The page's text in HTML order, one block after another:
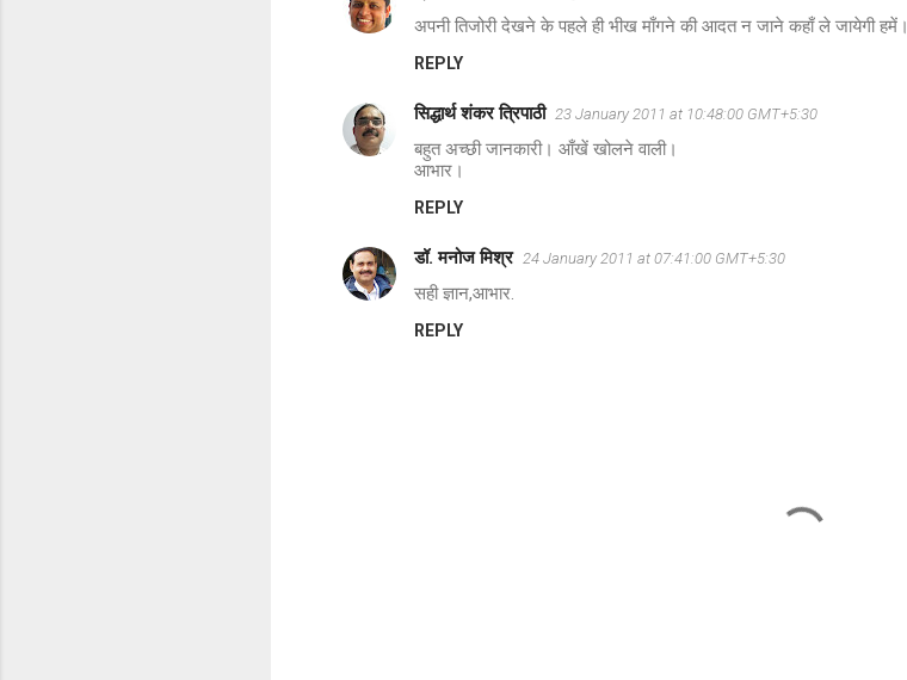
e
s
अपनी तिजोरी देखने के पहले ही भीख माँगने की आदत न जाने कहाँ ले जायेगी हमें।
REPLY
सिद्धार्थ शंकर त्रिपाठी 23 January 2011 at 10:48:00 GMT+5:30
बहुत अच्छी जानकारी। आँखें खोलने वाली।
आभार।
REPLY
डॉ. मनोज मिश्र 24 January 2011 at 07:41:00 GMT+5:30
सही ज्ञान,आभार.
REPLY